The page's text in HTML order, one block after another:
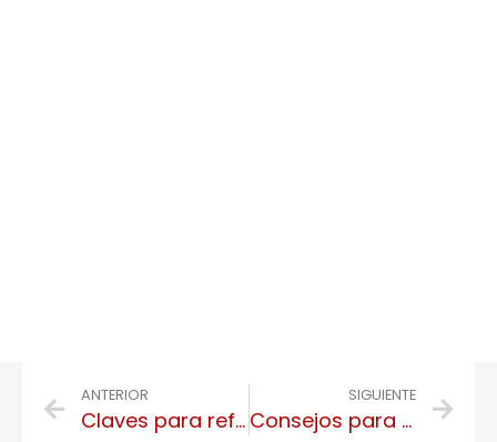
ANTERIOR
Claves para reformar un piso antiguo
SIGUIENTE
Consejos para reformar para alquilar